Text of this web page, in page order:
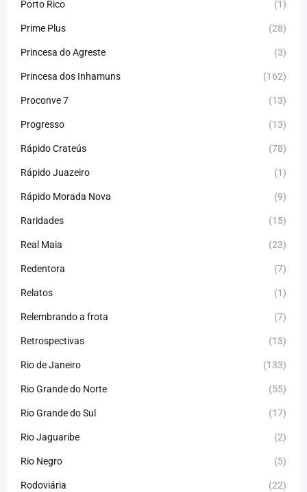
Porto Rico (1)
Prime Plus (28)
Princesa do Agreste (3)
Princesa dos Inhamuns (162)
Proconve 7 (13)
Progresso (13)
Rápido Crateús (78)
Rápido Juazeiro (1)
Rápido Morada Nova (9)
Raridades (15)
Real Maia (23)
Redentora (7)
Relatos (1)
Relembrando a frota (7)
Retrospectivas (13)
Rio de Janeiro (133)
Rio Grande do Norte (55)
Rio Grande do Sul (17)
Rio Jaguaribe (2)
Rio Negro (5)
Rodoviária (22)